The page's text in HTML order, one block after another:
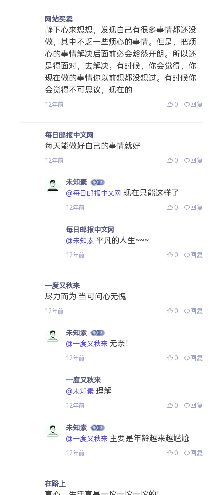
网站买卖
静下心来想想，发现自己有很多事情都还没
做，其中不乏一些烦心的事情。但是，把烦
心的事情解决后面前必会豁然开朗。所以还
是得面对，去解决。有时候，你会觉得，你
现在做的事情你以前想都没想过。有时候你
会觉得不可思议，现在的
12年前 0 回复
每日邮报中文网
每天能做好自己的事情就好
12年前 0 回复
未知素
@每日邮报中文网 现在只能这样了
12年前 0 回复
每日邮报中文网
@未知素 平凡的人生~~~
12年前 0 回复
一度又秋来
尽力而为 当可问心无愧
12年前 0 回复
未知素
@一度又秋来 无奈！
12年前 0 回复
一度又秋来
@未知素 理解
12年前 0 回复
未知素
@一度又秋来 主要是年龄越来越尴尬
12年前 0 回复
在路上